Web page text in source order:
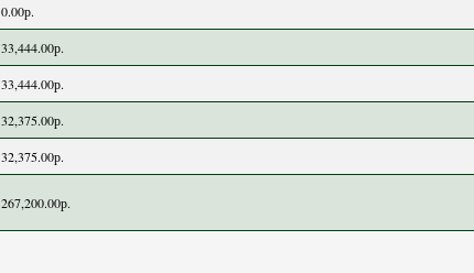
0.00р.
33,444.00р.
33,444.00р.
32,375.00р.
32,375.00р.
267,200.00р.